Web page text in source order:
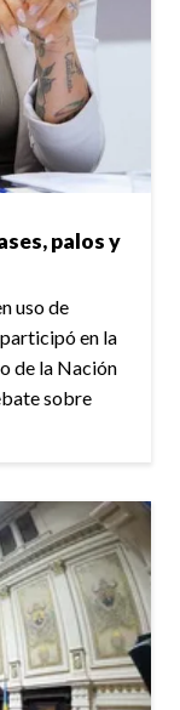
palos y
uso de
en la
de la Nación
sobre